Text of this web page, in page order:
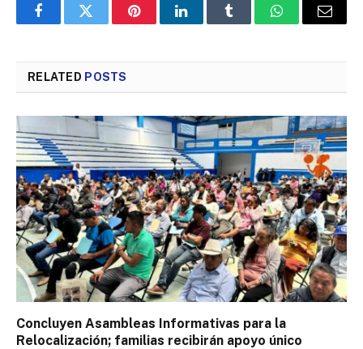
FacebookTwitter PinterestLinkedInTumblr WhatsAppEmail
RELATED POSTS
Concluyen Asambleas Informativas para la
Relocalización; familias recibirán apoyo único